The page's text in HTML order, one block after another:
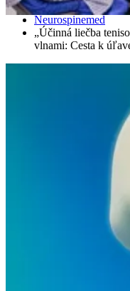
Domáce
Neurospinemed
„Účinná liečba
vlnami: Cesta k